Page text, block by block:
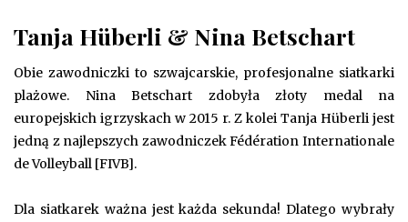
Tanja Hüberli & Nina Betschart
Obie zawodniczki to szwajcarskie, profesjonalne siatkarki
plażowe. Nina Betschart zdobyła złoty medal na
europejskich igrzyskach w 2015 r. Z kolei Tanja Hüberli jest
jedną z najlepszych zawodniczek Fédération Internationale
de Volleyball [FIVB].
Dla siatkarek ważna jest każda sekunda! Dlatego wybrały